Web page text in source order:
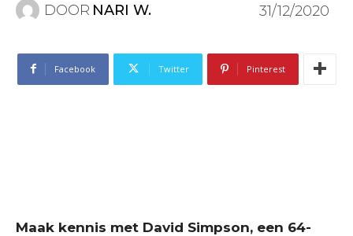
DOOR NARI W. 31/12/2020
Facebook Twitter Pinterest
Maak kennis met David Simpson, een 64-